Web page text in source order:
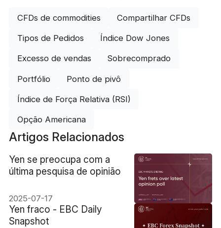
CFDs de commodities Compartilhar CFDs
Tipos de Pedidos Índice Dow Jones
Excesso de vendas Sobrecomprado
Portfólio Ponto de pivô
Índice de Força Relativa (RSI)
Opção Americana
Artigos Relacionados
Yen se preocupa com a
última pesquisa de opinião
2025-07-17
Yen fraco - EBC Daily
Snapshot